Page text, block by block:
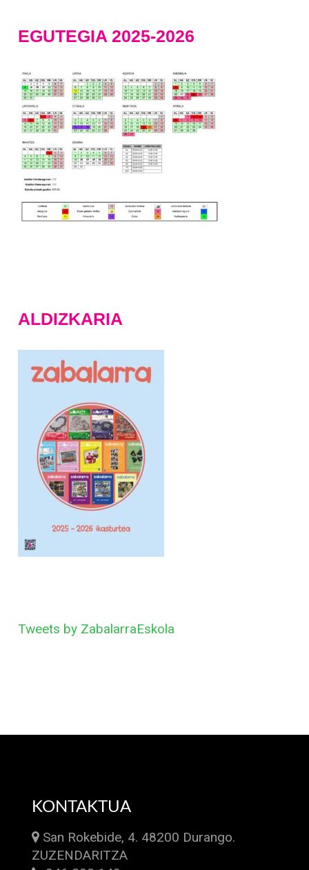
EGUTEGIA 2025-2026
ALDIZKARIA
Tweets by ZabalarraEskola
KONTAKTUA
San Rokebide, 4. 48200 Durango.
ZUZENDARITZA